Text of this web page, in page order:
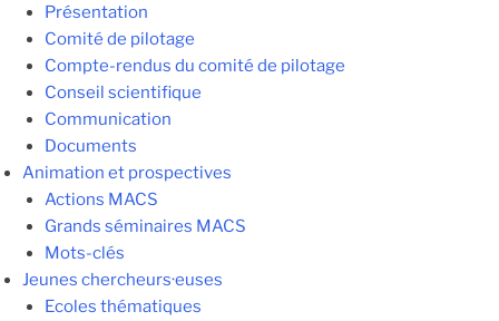
Présentation
Comité de pilotage
Compte-rendus du comité de pilotage
Conseil scientifique
Communication
Documents
Animation et prospectives
Actions MACS
Grands séminaires MACS
Mots-clés
Jeunes chercheurs·euses
Ecoles thématiques